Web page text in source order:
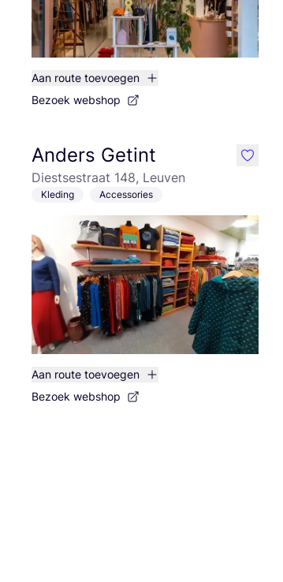
Aan route toevoegen
Bezoek webshop
Anders Getint
Diestsestraat 148, Leuven
Kleding Accessories
Aan route toevoegen
Bezoek webshop
like